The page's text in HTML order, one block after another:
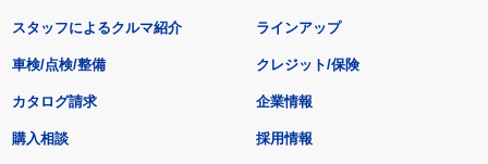
スタッフによるクルマ紹介 ラインアップ
車検/点検/整備 クレジット/保険
カタログ請求
購入相談
企業情報
採用情報